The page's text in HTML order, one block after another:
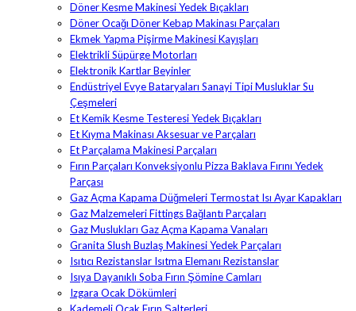
Döner Kesme Makinesi Yedek Bıçakları
Döner Ocağı Döner Kebap Makinası Parçaları
Ekmek Yapma Pişirme Makinesi Kayışları
Elektrikli Süpürge Motorları
Elektronik Kartlar Beyinler
Endüstriyel Evye Bataryaları Sanayi Tipi Musluklar Su
Çeşmeleri
Et Kemik Kesme Testeresi Yedek Bıçakları
Et Kıyma Makinası Aksesuar ve Parçaları
Et Parçalama Makinesi Parçaları
Fırın Parçaları Konveksiyonlu Pizza Baklava Fırını Yedek
Parçası
Gaz Açma Kapama Düğmeleri Termostat Isı Ayar Kapakları
Gaz Malzemeleri Fittings Bağlantı Parçaları
Gaz Muslukları Gaz Açma Kapama Vanaları
Granita Slush Buzlaş Makinesi Yedek Parçaları
Isıtıcı Rezistanslar Isıtma Elemanı Rezistanslar
Isıya Dayanıklı Soba Fırın Şömine Camları
Izgara Ocak Dökümleri